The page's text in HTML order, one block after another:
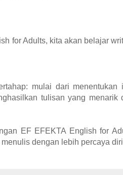
for Adults, kita akan belajar
mulai dari menentukan
tulisan yang menarik
EF EFEKTA English for
dengan lebih percaya